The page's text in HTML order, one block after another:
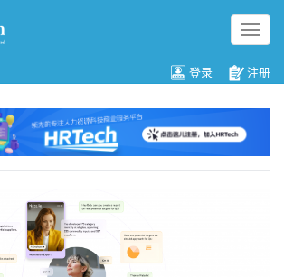
切
换
航
登录 注册